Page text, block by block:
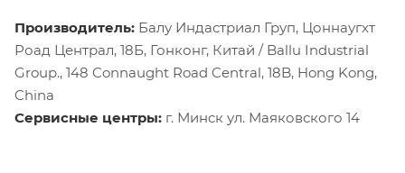
Производитель: Балу Индастриал Груп, Цоннаугхт
Роад Централ, 18Б, Гонконг, Китай / Ballu Industrial
Group., 148 Connaught Road Central, 18B, Hong Kong,
China
Сервисные центры: г. Минск ул. Маяковского 14